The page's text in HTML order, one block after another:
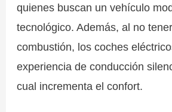
quienes buscan un vehículo
tecnológico. Además, al no
combustión, los coches
experiencia de conducción
cual incrementa el confort.